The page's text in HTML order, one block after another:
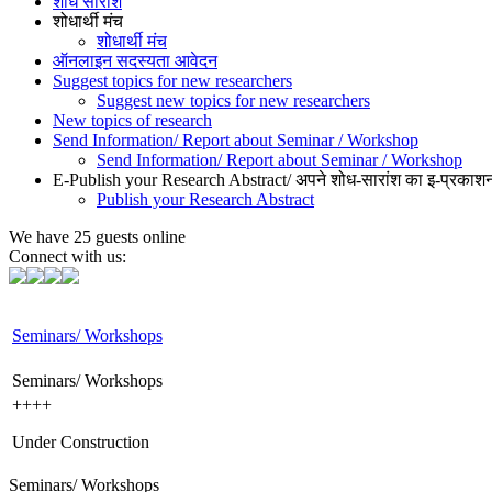
शोधार्थी मंच
शोधार्थी मंच
ऑनलाइन सदस्यता आवेदन
Suggest topics for new researchers
Suggest new topics for new researchers
New topics of research
Send Information/ Report about Seminar / Workshop
Send Information/ Report about Seminar / Workshop
E-Publish your Research Abstract/ अपने शोध-सारांश का इ-
Publish your Research Abstract
We have 25 guests online
Connect with us:
Seminars/ Workshops
Seminars/ Workshops
++++
Under Construction
Seminars/ Workshops